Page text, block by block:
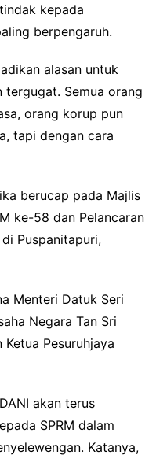
kepada
berpengaruh.
alasan untuk
Semua orang
orang korup pun
tapi dengan cara
berucap pada Majlis
ke-58 dan Pelancaran
Puspanitapuri,
Menteri Datuk Seri
Negara Tan Sri
Pesuruhjaya
akan terus
SPRM dalam
Katanya,